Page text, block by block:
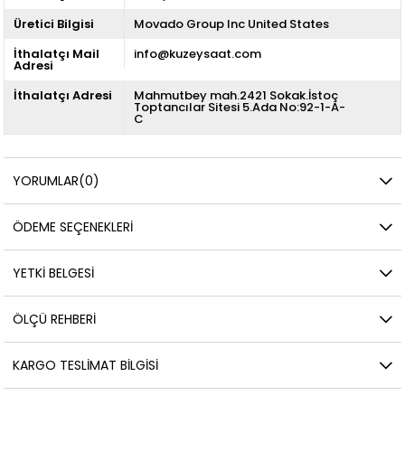
Üretici Bilgisi
Movado Group Inc United States
İthalatçı Mail
Adresi
info@kuzeysaat.com
İthalatçı Adresi Mahmutbey mah.2421 Sokak.İstoç
Toptancılar Sitesi 5.Ada No:92-1-A-
C
YORUMLAR(0)
ÖDEME SEÇENEKLERI
YETKİ BELGESİ
ÖLÇÜ REHBERI
KARGO TESLIMAT BILGISI